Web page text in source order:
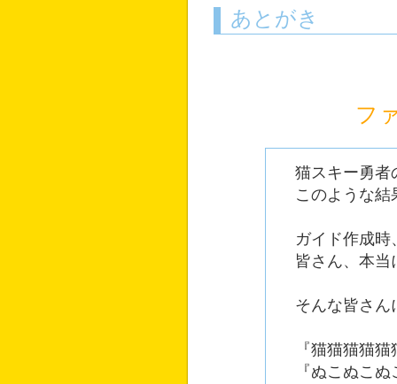
あとがき
フ
猫スキー勇者
このような結
ガイド作成時
皆さん、本当
そんな皆さん
『猫猫猫猫猫
『ぬこぬこぬ